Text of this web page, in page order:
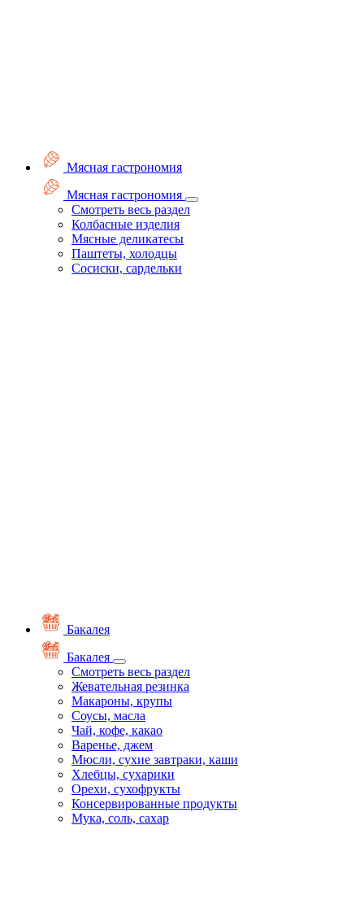
Мясная гастрономия
Мясная гастрономия
Смотреть весь раздел
Колбасные изделия
Мясные деликатесы
Паштеты, холодцы
Сосиски, сардельки
Бакалея
Бакалея
Смотреть весь раздел
Жевательная резинка
Макароны, крупы
Соусы, масла
Чай, кофе, какао
Варенье, джем
Мюсли, сухие завтраки, каши
Хлебцы, сухарики
Орехи, сухофрукты
Консервированные продукты
Мука, соль, сахар